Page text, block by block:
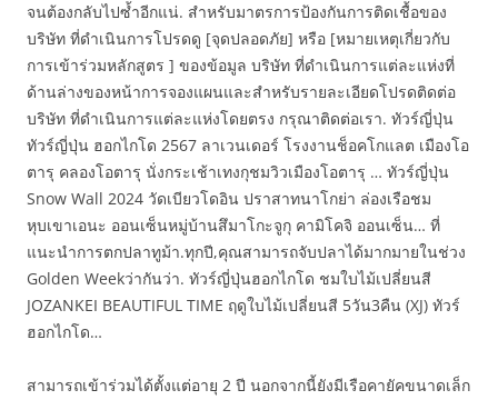
จนต้องกลับไปซ้ำอีกแน่. สำหรับมาตรการป้องกันการติดเชื้อของ
บริษัท ที่ดำเนินการโปรดดู [จุดปลอดภัย] หรือ [หมายเหตุเกี่ยวกับ
การเข้าร่วมหลักสูตร ] ของข้อมูล บริษัท ที่ดำเนินการแต่ละแห่งที่
ด้านล่างของหน้าการจองแผนและสำหรับรายละเอียดโปรดติดต่อ
บริษัท ที่ดำเนินการแต่ละแห่งโดยตรง กรุณาติดต่อเรา. ทัวร์ญี่ปุ่น
ทัวร์ญี่ปุ่น ฮอกไกโด 2567 ลาเวนเดอร์ โรงงานช็อคโกแลต เมืองโอ
ตารุ คลองโอตารุ นั่งกระเช้าเทงกุชมวิวเมืองโอตารุ … ทัวร์ญี่ปุ่น
Snow Wall 2024 วัดเบียวโดอิน ปราสาทนาโกย่า ล่องเรือชม
หุบเขาเอนะ ออนเซ็นหมู่บ้านสึมาโกะจูกุ คามิโคจิ ออนเซ็น… ที่
แนะนำการตกปลาทูม้า.ทุกปี,คุณสามารถจับปลาได้มากมายในช่วง
Golden Weekว่ากันว่า. ทัวร์ญี่ปุ่นฮอกไกโด ชมใบไม้เปลี่ยนสี
JOZANKEI BEAUTIFUL TIME ฤดูใบไม้เปลี่ยนสี 5วัน3คืน (XJ) ทัวร์
ฮอกไกโด…
สามารถเข้าร่วมได้ตั้งแต่อายุ 2 ปี นอกจากนี้ยังมีเรือคายัคขนาดเล็ก